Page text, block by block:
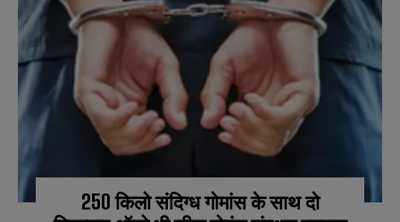
250 किलो संदिग्ध गोमांस के साथ दो